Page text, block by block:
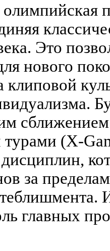
Это
нового
(X-
за
главных